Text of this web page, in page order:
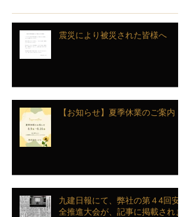
震災により被災された皆様へ
【お知らせ】夏季休業のご案内
九建日報にて、弊社の第４4回安
全推進大会が、記事に掲載されま